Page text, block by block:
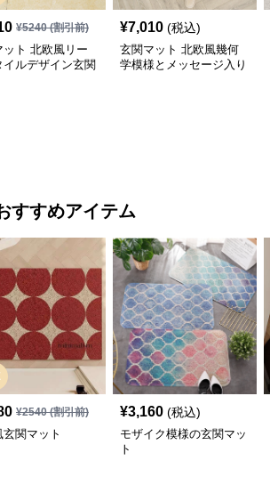
¥5240(割引前)
ット 北欧風リー
イルデザイン玄関
¥7,010 (税込)
玄関マット 北欧風幾何
学模様とメッセージ入り
すすめアイテム
¥2540(割引前)
関マット
¥3,160 (税込)
モザイク模様の玄関マッ
ト